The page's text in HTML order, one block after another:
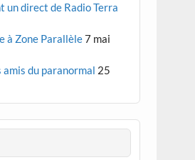
un direct de Radio Terra
à Zone Parallèle7 mai
amis du paranormal 25